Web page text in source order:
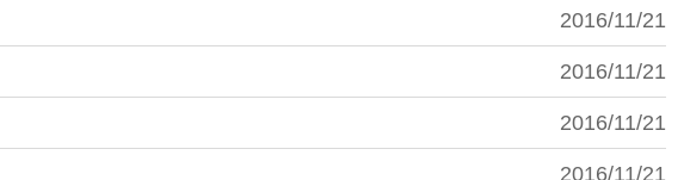
2016/11/21
2016/11/21
2016/11/21
2016/11/21